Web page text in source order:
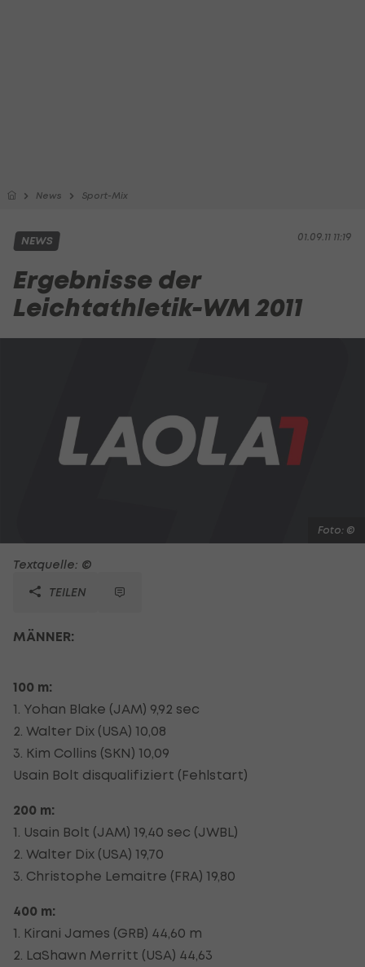
News Sport-Mix
01.09.11 11:19
NEWS
Ergebnisse der
Leichtathletik-WM 2011
Foto: ©
Textquelle: ©
TEILEN
MÄNNER:
100 m:
1. Yohan Blake (JAM) 9,92 sec
2. Walter Dix (USA) 10,08
3. Kim Collins (SKN) 10,09
Usain Bolt disqualifiziert (Fehlstart)
200 m:
1. Usain Bolt (JAM) 19,40 sec (JWBL)
2. Walter Dix (USA) 19,70
3. Christophe Lemaitre (FRA) 19,80
400 m:
1. Kirani James (GRB) 44,60 m
2. LaShawn Merritt (USA) 44,63